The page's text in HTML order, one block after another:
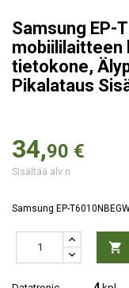
Samsung EP-
mobiililaitteen
tietokone,
Pikalataus
34,90 €
Sisältää alv:n
Samsung EP-
